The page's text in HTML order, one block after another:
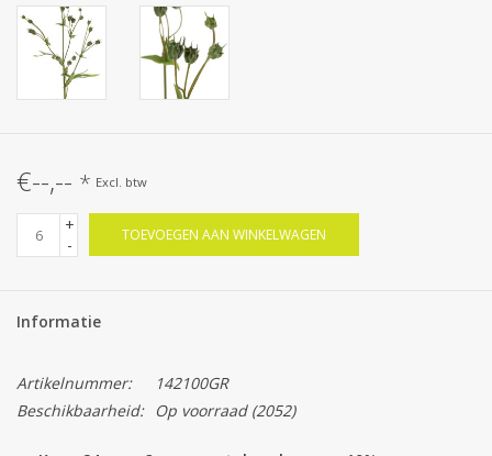
€--,-- * Excl. btw
+
-
TOEVOEGEN AAN WINKELWAGEN
Informatie
Artikelnummer:
142100GR
Beschikbaarheid:
Op voorraad(2052)